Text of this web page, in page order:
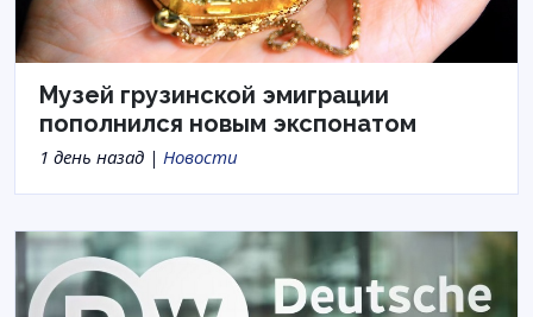
Музей грузинской эмиграции
пополнился новым экспонатом
1 день назад | Новости